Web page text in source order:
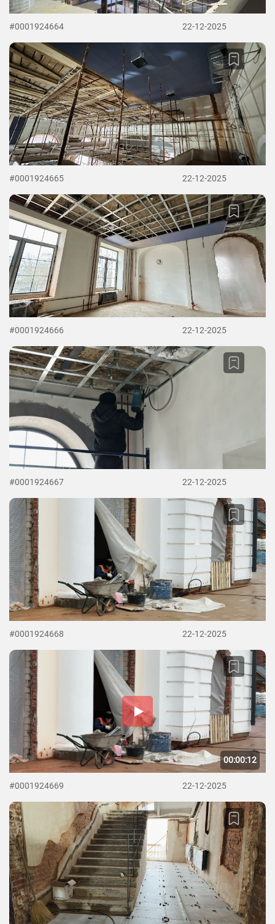
#0001924664 22-12-2025
#0001924665 22-12-2025
#0001924666 22-12-2025
#0001924667 22-12-2025
#0001924668 22-12-2025
00:00:12
#0001924669 22-12-2025